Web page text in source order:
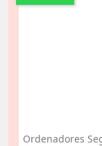
Ordenadores